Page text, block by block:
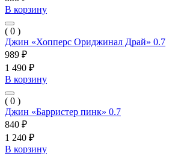
В корзину
( 0 )
Джин «Хопперс Ориджинал Драй» 0.7
989 ₽
1 490 ₽
В корзину
( 0 )
Джин «Барристер пинк» 0.7
840 ₽
1 240 ₽
В корзину